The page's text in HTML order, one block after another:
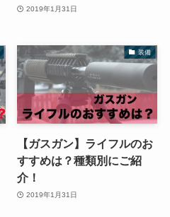
2019年1月31日
装備
【ガスガン】ライフルのお
すすめは？種類別にご紹
介！
2019年1月31日